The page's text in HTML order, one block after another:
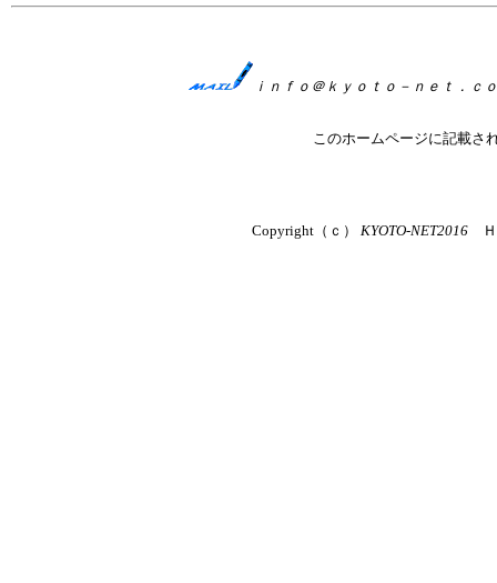
ｉｎｆｏ＠ｋｙｏｔｏ－ｎｅｔ．ｃ
このホームページに記載さ
Copyright（ｃ）KYOTO-NET2016 Ｈ